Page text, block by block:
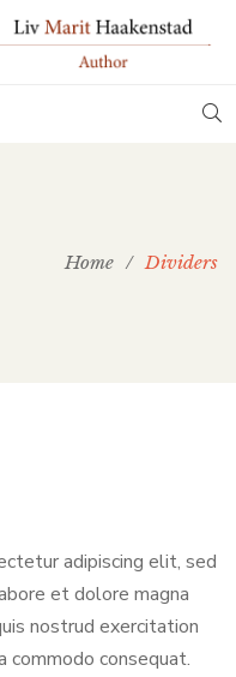
Home / Dividers
adipiscing elit, sed
et dolore magna
nostrud exercitation
commodo consequat.